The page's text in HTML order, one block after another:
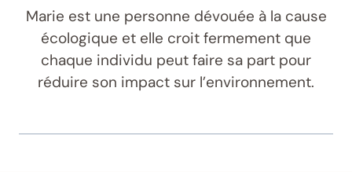
Marie est une personne dévouée à la cause
écologique et elle croit fermement que
chaque individu peut faire sa part pour
réduire son impact sur l’environnement.